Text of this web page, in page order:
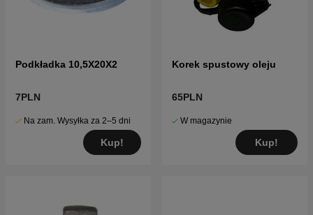
Podkładka 10,5X20X2
7PLN
Na zam. Wysyłka za 2–5 dni
Kup!
Korek spustowy oleju
65PLN
W magazynie
Kup!